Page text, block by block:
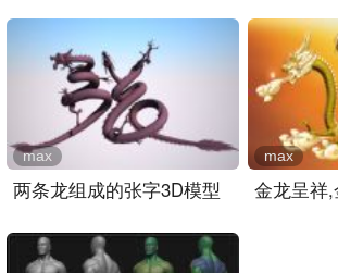
两条龙组成的张字3D模型
max
金龙呈祥
max